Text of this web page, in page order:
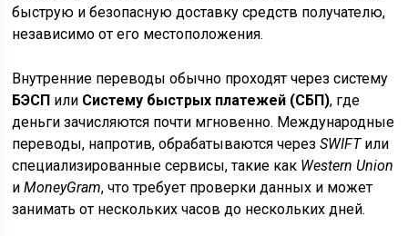
быструю и безопасную доставку средств получателю,
независимо от его местоположения.
Внутренние переводы обычно проходят через систему
БЭСП или Систему быстрых платежей (СБП), где
деньги зачисляются почти мгновенно. Международные
переводы, напротив, обрабатываются черезSWIFTили
специализированные сервисы, такие как Western Union
иMoneyGram, что требует проверки данных и может
занимать от нескольких часов до нескольких дней.